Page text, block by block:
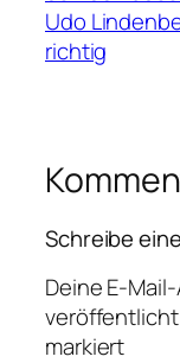
Udo
richtig
Schreibe
Deine E-
markiert